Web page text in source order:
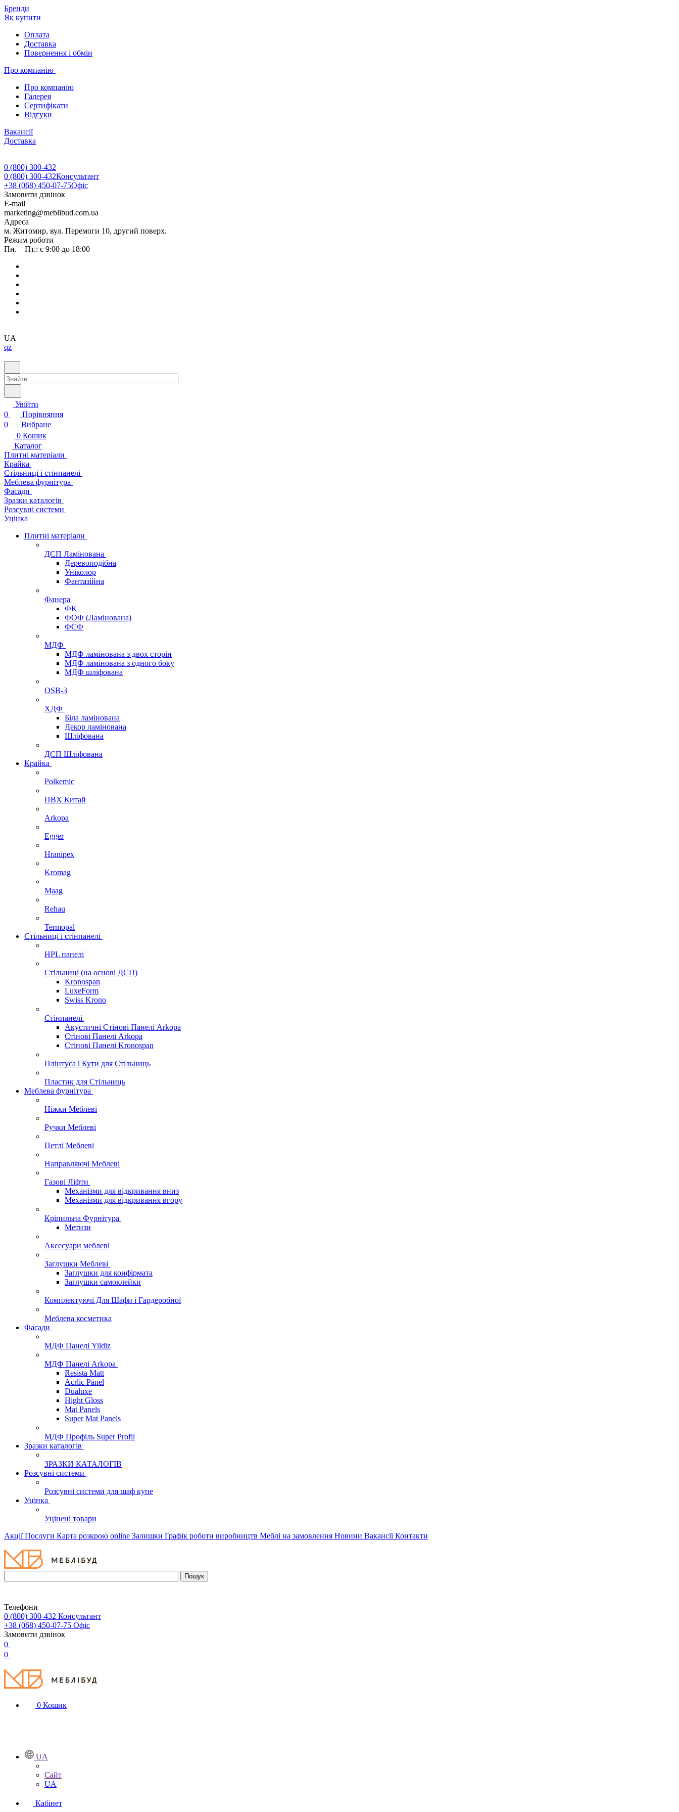
Бренди
Як купити
Оплата
Доставка
Повернення і обмін
Про компанію
Про компанію
Галерея
Сертифікати
Відгуки
Вакансії
Доставка
0 (800) 300-432
0 (800) 300-432Консультант
+38 (068) 450-07-75Офіс
Замовити дзвінок
E-mail
marketing@meblibud.com.ua
Адреса
м. Житомир, вул. Перемоги 10, другий поверх.
Режим роботи
Пн. – Пт.: с 9:00 до 18:00
UA
qz
Увійти
0
Порівняння
0
Вибране
0 Кошик
Каталог
Плитні матеріали
Крайка
Стільниці і стінпанелі
Меблева фурнітура
Фасади
Зразки каталогів
Розсувні системи
Уцінка
Плитні матеріали
ДСП Ламінована
Деревоподібна
Уніколор
Фантазійна
Фанера
ФК
ФОФ (Ламінована)
ФСФ
МДФ
МДФ ламінована з двох сторін
МДФ ламінована з одного боку
МДФ шліфована
OSB-3
ХДФ
Біла ламінована
Декор ламінована
Шліфована
ДСП Шліфована
Крайка
Polkemic
ПВХ Китай
Arkopa
Egger
Hranipex
Kromag
Maag
Rehau
Termopal
Стільниці і стінпанелі
HPL панелі
Стільниці (на основі ДСП)
Kronospan
LuxeForm
Swiss Krono
Стінпанелі
Акустичні Стінові Панелі Аrkopa
Стінові Панелі Arkopa
Стінові Панелі Kronospan
Плінтуса і Кути для Стільниць
Пластик для Стільниць
Меблева фурнітура
Ніжки Меблеві
Ручки Меблеві
Петлі Меблеві
Направляючі Меблеві
Газові Ліфти
Механізми для відкривання вниз
Механізми для відкривання вгору
Кріпильна Фурнітура
Метизи
Аксесуари меблеві
Заглушки Меблеві
Заглушки для конфірмата
Заглушки самоклейки
Комплектуючі Для Шафи і Гардеробної
Меблева косметика
Фасади
МДФ Панелі Yildiz
МДФ Панелі Arkopa
Resista Matt
Acrlic Panel
Dualuxe
Hight Gloss
Mat Panels
Super Mat Panels
МДФ Профіль Super Profil
Зразки каталогів
ЗРАЗКИ КАТАЛОГІВ
Розсувні системи
Розсувні системи для шаф купе
Уцінка
Уцінені товари
Акції Послуги Карта розкрою online Залишки Графік роботи виробництв Меблі на замовлення Новини Вакансії Контакти
Телефони
0 (800) 300-432 Консультант
+38 (068) 450-07-75 Офіс
Замовити дзвінок
0
0
0 Кошик
UA
Сайт
UA
Кабінет